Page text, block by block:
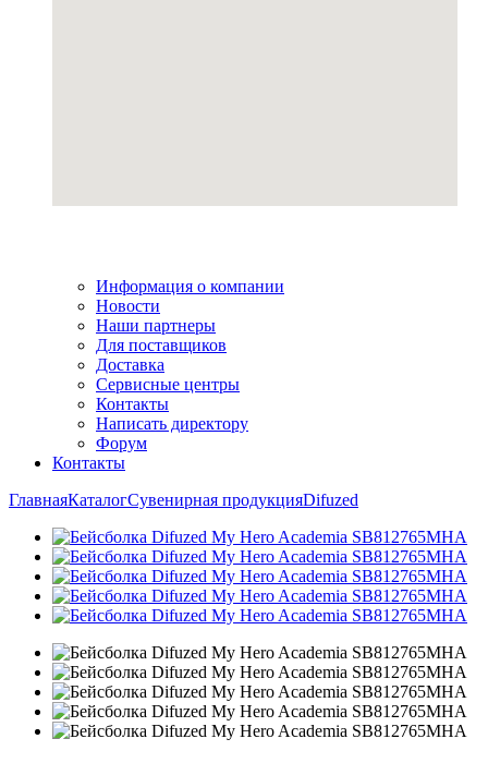
Информация о компании
Новости
Наши партнеры
Для поставщиков
Доставка
Сервисные центры
Контакты
Написать директору
Форум
Контакты
ГлавнаяКаталогСувенирная продукцияDifuzed